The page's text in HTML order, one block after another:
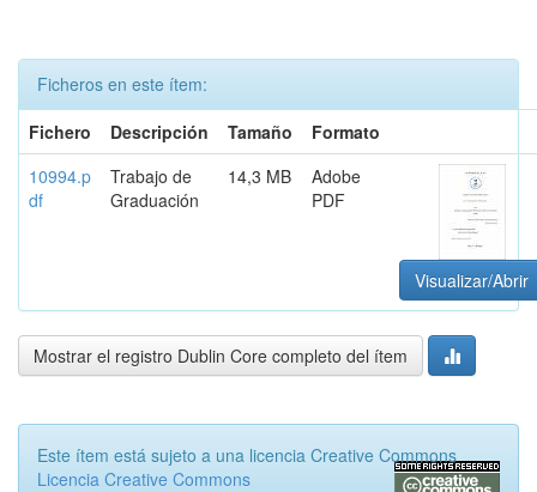
Ficheros en este ítem:
Fichero
Descripción Tamaño
Formato
10994.p
df
Trabajo de
Graduación
14,3 MB
Adobe
PDF
Visualizar/Abrir
Mostrar el registro Dublin Core completo del ítem
Este ítem está sujeto a una licencia Creative Commons
Licencia Creative Commons